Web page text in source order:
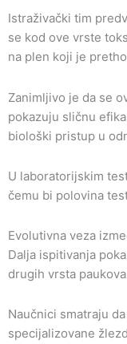
Istraživački tim
se kod ove vrste
na plen koji je
Zanimljivo je da se
pokazuju sličnu
biološki pristup u
U laboratorijskim
čemu bi polovina
Evolutivna veza
Dalja ispitivanja
drugih vrsta
Naučnici smatraju
specijalizovane